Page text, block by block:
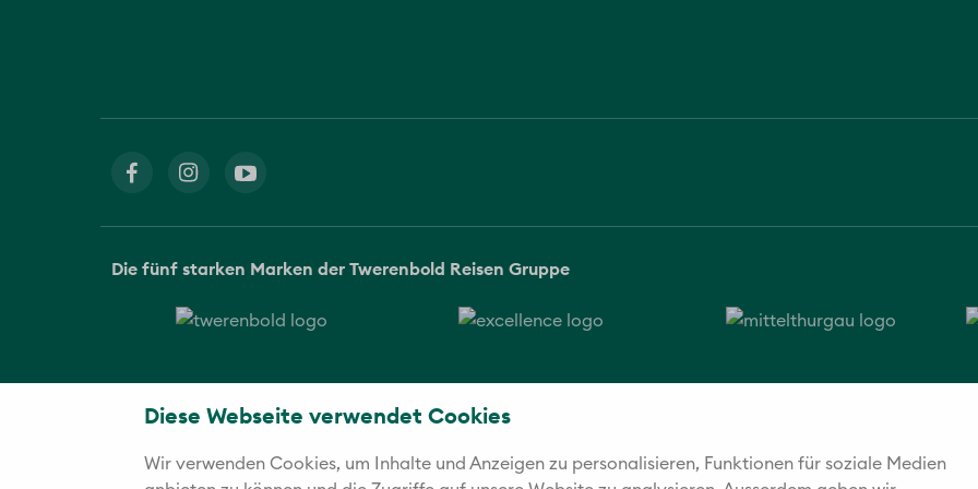
Diese Webseite verwendet Cookies
Wir verwenden Cookies, um Inhalte und Anzeigen zu personalisieren, Funktionen für soziale Medien
Die fünf starken Marken der Twerenbold Reisen Gruppe